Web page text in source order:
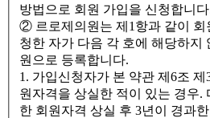
방법으로 회원 가입을 신청합니
② 르로제의원는 제1항과 같이 회
청한 자가 다음 각 호에 해당하지
원으로 등록합니다.
1. 가입신청자가 본 약관 제6조
원자격을 상실한 적이 있는 경우.
한 회원자격 상실 후 3년이 경과